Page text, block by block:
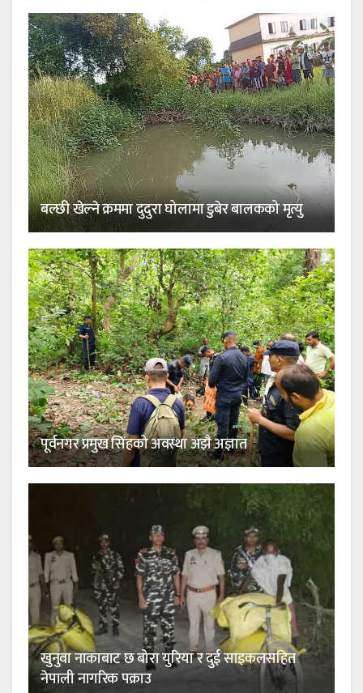
बल्छी खेल्ने क्रममा दुदुरा घोलामा डुबेर बालकको मृत्यु
पूर्वनगर प्रमुख सिंहको अवस्था अझै अज्ञात
खुनुवा नाकाबाट छ बोरा युरिया र दुई साइकलसहित
नेपाली नागरिक पक्राउ